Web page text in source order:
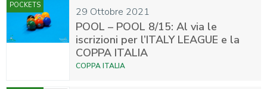
29 Ottobre 2021
POCKETS
POOL – POOL 8/15: Al via le
iscrizioni per l’ITALY LEAGUE e la
COPPA ITALIA
COPPA ITALIA